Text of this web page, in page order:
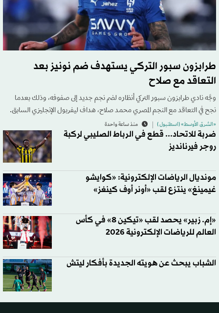
طرابزون سبور التركي يستهدف ضم نونيز بعد
التعاقد مع صلاح
وجَّه نادي طرابزون سبور التركي أنظاره لضم نجم جديد إلى صفوفه، وذلك بعدما
نجح في التعاقد مع النجم المصري محمد صلاح، هداف ليفربول الإنجليزي السابق.
«الشرق الأوسط» (اسطنبول ) منذ ساعة واحدة
ضربة للاتحاد... قطع في الرباط الصليبي لركبة
روجر فيرنانديز
مونديال الرياضات الإلكترونية: «كوايشو
غيمينغ» ينتزع لقب «أونر أوف كينغز»
«إم. زبير» يحصد لقب «تيكين 8» في كأس
العالم للرياضات الإلكترونية 2026
الشباب يبحث عن هويته الجديدة بأفكار ليتش